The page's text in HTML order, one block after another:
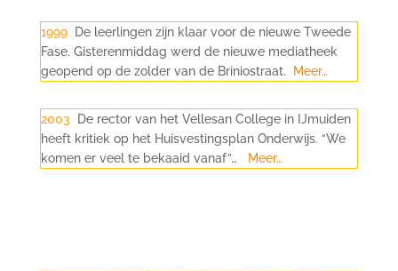
1999De leerlingen zijn klaar voor de nieuwe Tweede
Fase. Gisterenmiddag werd de nieuwe mediatheek
geopend op de zolder van de Briniostraat.
Meer…
2003
De rector van het Vellesan College in IJmuiden
heeft kritiek op het Huisvestingsplan Onderwijs. “We
komen er veel te bekaaid vanaf”…
Meer…